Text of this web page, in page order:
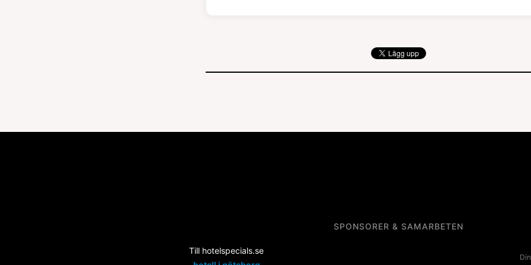
SPONSORER & SAMARBETEN
Till hotelspecials.se